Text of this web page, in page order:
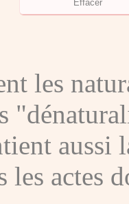
les
aussi
les actes